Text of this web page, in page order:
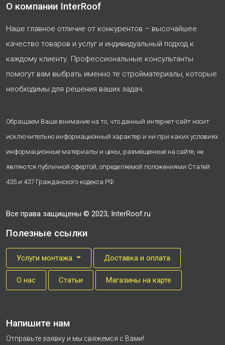
О компании InterRoof
Наше главное отличие от конкурентов – высочайшее
качество товаров и услуг и индивидуальный подход к
каждому клиенту. Профессиональные консультанты
помогут вам выбрать именно те стройматериалы, которые
необходимы для решения ваших задач.
Обращаем Ваше внимание на то, что данный интернет-сайт носит
исключительно информационный характер и ни при каких условиях
информационные материалы и цены, размещенные на сайте, не
являются публичной офертой, определяемой положениями Статей
435 и 437 Гражданского кодекса РФ.
Все права защищены © 2023, InterRoof.ru
Полезные ссылки
Услуги монтажа Доставка и оплата
О нас Cтатьи Магазины на карте
Напишите нам
Отправьте заявку и мы свяжемся с Вами!